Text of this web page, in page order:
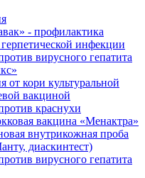
- профилактика
инфекции
вирусного гепатита
от кори культуральной
вакциной
краснухи
вакцина «Менактра»
внутрикожная проба
диаскинтест)
вирусного гепатита